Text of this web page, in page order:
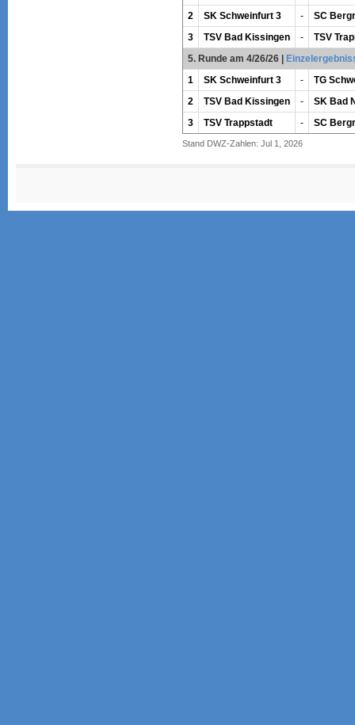
2
SK Schweinfurt 3 -
SC
3
TSV Bad Kissingen -
TSV
5. Runde am 4/26/26|
1
SK Schweinfurt 3 -
TG
2
TSV Bad Kissingen -
SK Bad
3
TSV Trappstadt - SC
Stand DWZ-Zahlen: Jul 1, 2026